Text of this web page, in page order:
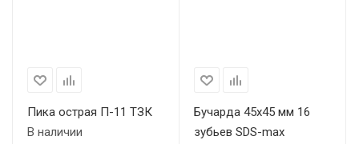
Пика острая П-11 ТЗК
В наличии
Бучарда 45х45 мм 16
зубьев SDS-max